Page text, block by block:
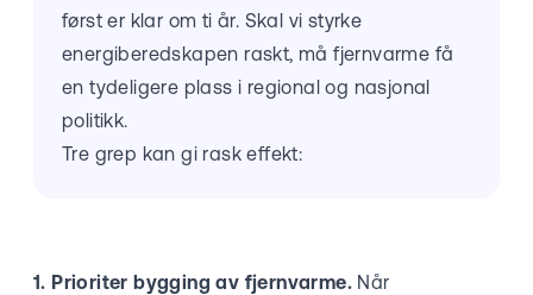
først er klar om ti år. Skal vi styrke
energiberedskapen raskt, må fjernvarme få
en tydeligere plass i regional og nasjonal
politikk.
Tre grep kan gi rask effekt:
1. Prioriter bygging av fjernvarme. Når